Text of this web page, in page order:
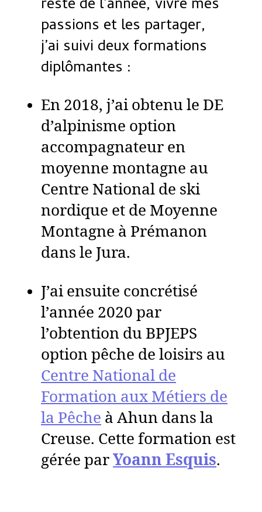
reste de l’année, vivre mes
passions et les partager,
j’ai suivi deux formations
diplômantes :
En 2018, j’ai obtenu le DE
d’alpinisme option
accompagnateur en
moyenne montagne au
Centre National de ski
nordique et de Moyenne
Montagne à Prémanon
dans le Jura.
J’ai ensuite concrétisé
l’année 2020 par
l’obtention du BPJEPS
option pêche de loisirs au
Centre National de
Formation aux Métiers de
la Pêche à Ahun dans la
Creuse. Cette formation est
gérée parYoann Esquis.